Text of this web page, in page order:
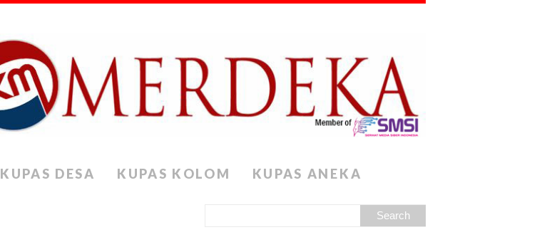
KUPAS DESA KUPAS KOLOM KUPAS ANEKA